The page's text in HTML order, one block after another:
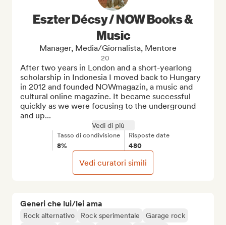
Generi che lui/lei ama
Rock alternativo Rock sperimentale
Garage rock
Eszter Décsy / NOW Books &
Music
Manager, Media/Giornalista, Mentore
20
After two years in London and a short-yearlong
scholarship in Indonesia I moved back to Hungary
in 2012 and founded NOWmagazin, a music and
cultural online magazine. It became successful
quickly as we were focusing to the underground
and up...
Vedi di più
Tasso di condivisione
8%
Risposte date
480
Vedi curatori simili